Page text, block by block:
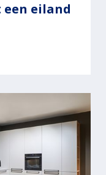
eiland